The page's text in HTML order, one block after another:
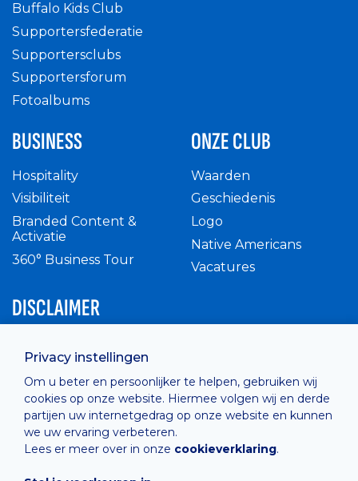
Privacy instellingen
Om u beter en persoonlijker te helpen, gebruiken wij
cookies op onze website. Hiermee volgen wij en derde
partijen uw internetgedrag op onze website en kunnen
we uw ervaring verbeteren.
Lees er meer over in onze cookieverklaring.
Buffalo Kids Club
Supportersfederatie
Supportersclubs
Supportersforum
Fotoalbums
BUSINESS
Hospitality
Visibiliteit
Branded Content &
Activatie
360° Business Tour
ONZE CLUB
Waarden
Geschiedenis
Logo
Native Americans
Vacatures
DISCLAIMER
Privacy Policy
Cashless
verkoopsvoorwaarden
Cookie Policy